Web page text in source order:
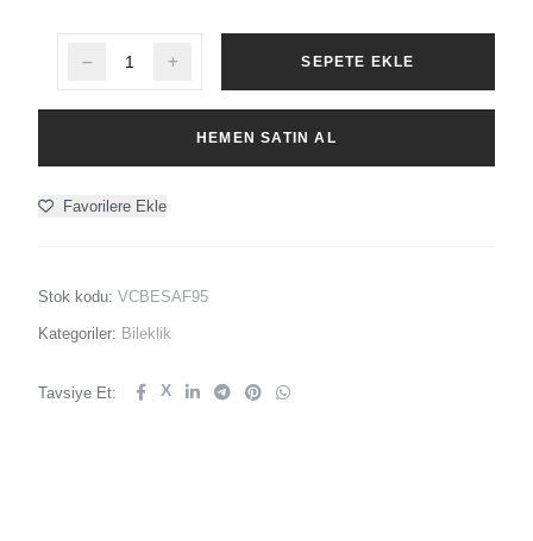
SEPETE EKLE
HEMEN SATIN AL
Favorilere Ekle
Stok kodu: VCBESAF95
Kategoriler: Bileklik
Tavsiye Et: X